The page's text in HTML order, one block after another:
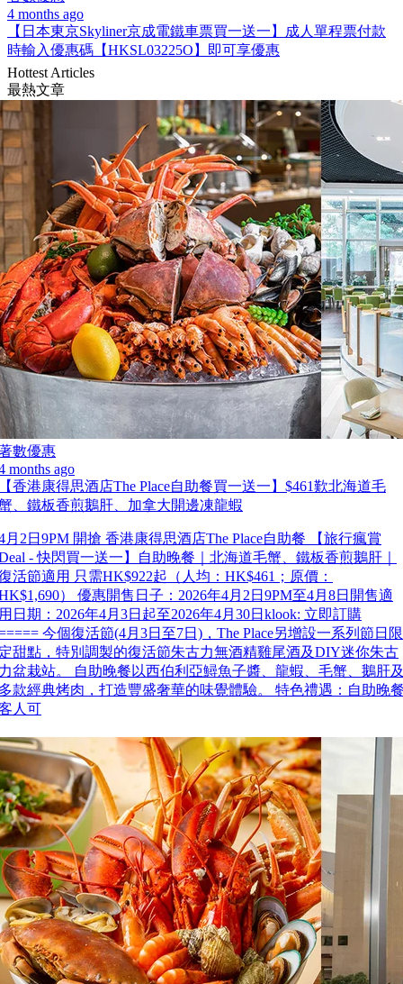
4 months ago
【日本東京Skyliner京成電鐵車票買一送一】成人單程票付款
時輸入優惠碼【HKSL03225O】即可享優惠
Hottest Articles
最熱文章
數優惠
months ago
香港康得思酒店The Place自助餐買一送一】$461歎北海道毛
、鐵板香煎鵝肝、加拿大開邊凍龍蝦
月2日9PM 開搶 香港康得思酒店The Place自助餐 【旅行瘋賞
- 快閃買一送一】自助晚餐｜北海道毛蟹、鐵板香煎鵝肝｜
活節適用 只需HK$922起（人均：HK$461；原價：
） 優惠開售日子：2026年4月2日9PM至4月8日開售適
日期：2026年4月3日起至2026年4月30日klook: 立即訂購
今個復活節(4月3日至7日)，The Place另增設一系列節日限
甜點，特別調製的復活節朱古力無酒精雞尾酒及DIY迷你朱古
盆栽站。 自助晚餐以西伯利亞鱘魚子醬、龍蝦、毛蟹、鵝肝
款經典烤肉，打造豐盛奢華的味覺體驗。 特色禮遇：自助晚
人可